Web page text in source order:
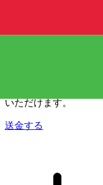
いただけます。
送金する